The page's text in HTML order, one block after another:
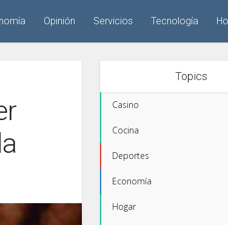
Opinión Servicios Tecnología
Topics
Casino
Cocina
Deportes
Economía
Hogar